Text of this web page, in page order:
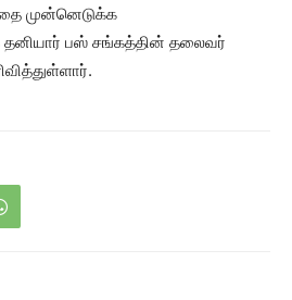
முன்னெடுக்க
தனியார் பஸ் சங்கத்தின் தலைவர்